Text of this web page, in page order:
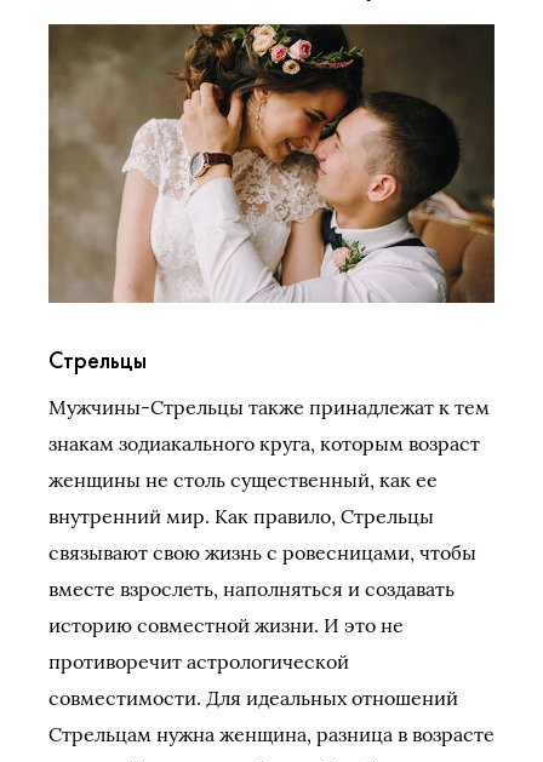
Стрельцы
Мужчины-Стрельцы также принадлежат к тем
знакам зодиакального круга, которым возраст
женщины не столь существенный, как ее
внутренний мир. Как правило, Стрельцы
связывают свою жизнь с ровесницами, чтобы
вместе взрослеть, наполняться и создавать
историю совместной жизни. И это не
противоречит астрологической
совместимости. Для идеальных отношений
Стрельцам нужна женщина, разница в возрасте